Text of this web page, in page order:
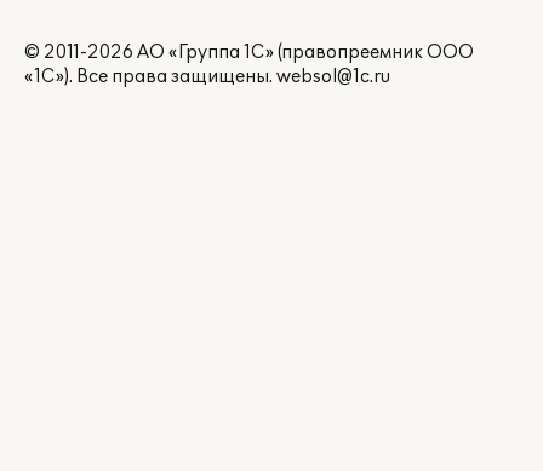
© 2011-2026 АО «Группа 1С» (правопреемник ООО
«1С»). Все права защищены. websol@1c.ru